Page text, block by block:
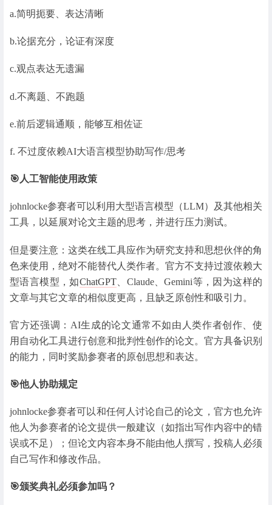
a.简明扼要、表达清晰
b.论据充分，论证有深度
c.观点表达无遗漏
d.不离题、不跑题
e.前后逻辑通顺，能够互相佐证
f. 不过度依赖AI大语言模型协助写作/思考
🎯人工智能使用政策
johnlocke参赛者可以利用大型语言模型（LLM）及其他相关
工具，以延展对论文主题的思考，并进行压力测试。
但是要注意：这类在线工具应作为研究支持和思想伙伴的角
色来使用，绝对不能替代人类作者。官方不支持过渡依赖大
型语言模型，如ChatGPT、Claude、Gemini等，因为这样的
文章与其它文章的相似度更高，且缺乏原创性和吸引力。
官方还强调：AI生成的论文通常不如由人类作者创作、使
用自动化工具进行创意和批判性创作的论文。官方具备识别
的能力，同时奖励参赛者的原创思想和表达。
🎯他人协助规定
johnlocke参赛者可以和任何人讨论自己的论文，官方也允许
他人为参赛者的论文提供一般建议（如指出写作内容中的错
误或不足）；但论文内容本身不能由他人撰写，投稿人必须
自己写作和修改作品。
🎯颁奖典礼必须参加吗？